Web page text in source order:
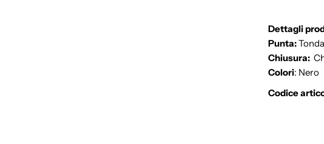
Dettagli
Punta:Tonda
Chiusura:
Colori: Nero
Codice